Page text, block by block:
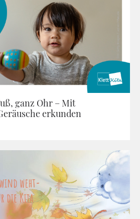
ganz Ohr – Mit
erkunden